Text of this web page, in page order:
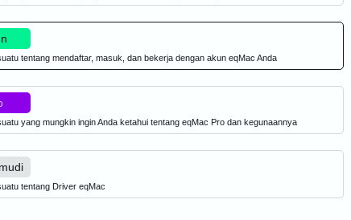
tentang mendaftar, masuk, dan bekerja dengan akun eqMac Anda
yang mungkin ingin Anda ketahui tentang eqMac Pro dan kegunaannya
tentang Driver eqMac